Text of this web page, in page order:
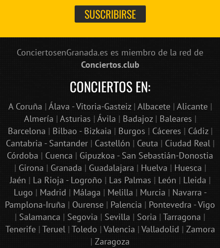
ConciertosenGranada.es es miembro de la red de
Conciertos.club
CONCIERTOS EN:
A Coruña | Álava - Vitoria-Gasteiz| Albacete| Alicante|
Almería | Asturias | Ávila | Badajoz| Baleares |
Barcelona | Bilbao - Bizkaia | Burgos | Cáceres | Cádiz|
Cantabria - Santander| Castellón | Ceuta | Ciudad Real|
Córdoba | Cuenca | Gipuzkoa - San Sebastián-Donostia
| Girona | Granada | Guadalajara | Huelva | Huesca |
Jaén | La Rioja - Logroño | Las Palmas | León | Lleida |
Lugo | Madrid | Málaga | Melilla | Murcia | Navarra -
Pamplona-Iruña | Ourense | Palencia | Pontevedra - Vigo
| Salamanca | Segovia | Sevilla | Soria | Tarragona |
Tenerife| Teruel| Toledo | Valencia | Valladolid | Zamora
| Zaragoza